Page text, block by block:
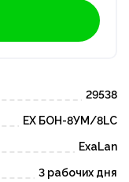
29538
EX БОН-8УМ/8LC
ExaLan
3 рабочих дня